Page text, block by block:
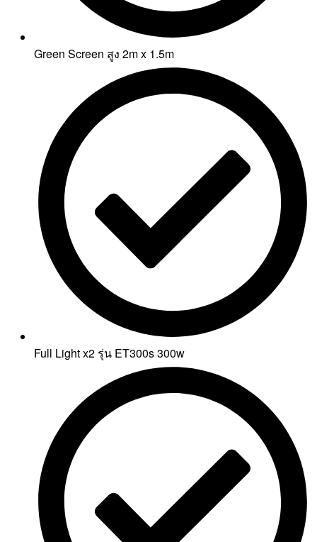
Green Screen สูง 2m x 1.5m
Full Light x2 รุ่น ET300s 300w